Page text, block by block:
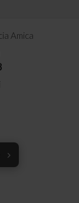
Amica